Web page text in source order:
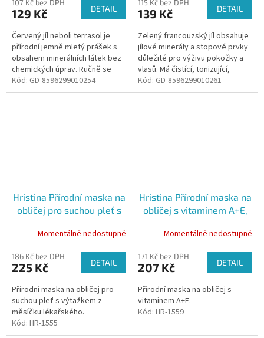
107 Kč bez DPH
129 Kč DETAIL
Červený jíl neboli terrasol je
přírodní jemně mletý prášek s
obsahem minerálních látek bez
chemických úprav. Ručně se
těží ve vybraných a
kontrolovaných ložiskách.
Kód: GD-8596299010254
115 Kč bez DPH
139 Kč DETAIL
Zelený francouzský jíl obsahuje
jílové minerály a stopové prvky
důležité pro výživu pokožky a
vlasů. Má čistící, tonizující,
vyhlazující a detoxikační účinky.
Kód: GD-8596299010261
Hristina Přírodní maska na
obličej pro suchou pleť s
lékařského, 200 ml
Momentálně nedostupné
186 Kč bez DPH
225 Kč DETAIL
Přírodní maska na obličej pro
suchou pleť s výtažkem z
měsíčku lékařského.
Kód: HR-1555
Hristina Přírodní maska na
obličej s vitaminem A+E,
Momentálně nedostupné
171 Kč bez DPH
207 Kč DETAIL
Přírodní maska na obličej s
vitaminem A+E.
Kód: HR-1559